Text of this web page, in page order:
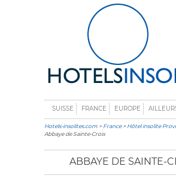
SUISSE FRANCE EUROPE
Hotels-insolites.com >France>Hôtel insolite
Abbaye de Sainte-Croix
ABBAYE DE SAINTE-